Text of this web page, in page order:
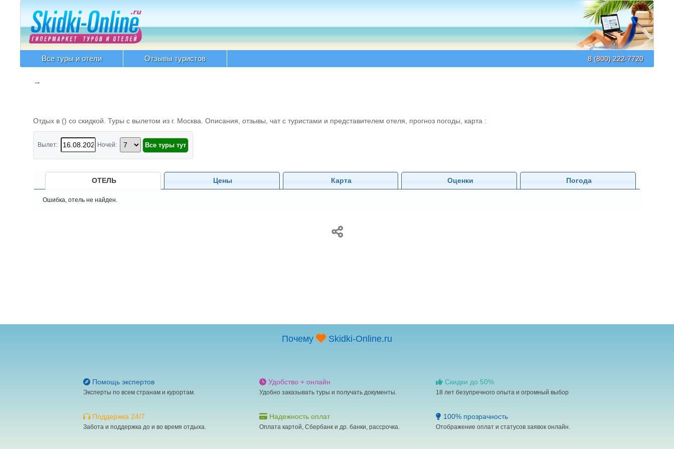
8 (800) 222-7720
Все туры и отели Отзывы туристов
→
Отдых в () со скидкой. Туры с вылетом из г. Москва. Описания, отзывы, чат с туристами и представителем отеля, прогноз погоды, карта :
Вылет: Ночей:
ОТЕЛЬ Цены Карта Оценки Погода
Ошибка, отель не найден.
Почему Skidki-Online.ru
Помощь экспертов
Эксперты по всем странам и курортам.
Удобство + онлайн
Удобно заказывать туры и получать документы.
Скидки до 50%
18 лет безупречного опыта и огромный выбор
Поддержка 24/7
Забота и поддержка до и во время отдыха.
Надежность оплат
Оплата картой, Сбербанк и др. банки, рассрочка.
100% прозрачность
Отображение оплат и статусов заявок онлайн.